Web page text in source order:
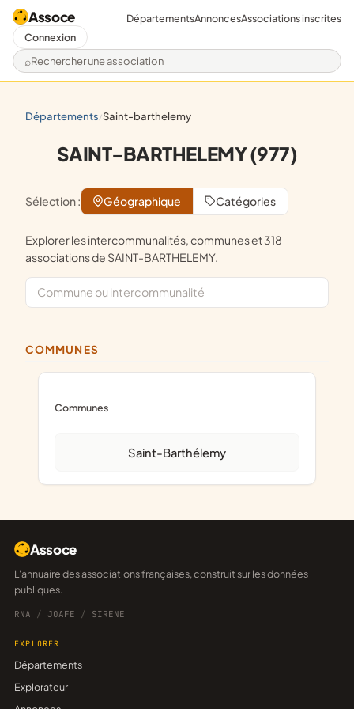
Assoce
Rechercher une association
DépartementsAnnoncesAssociations inscrites
Connexion
départements/ saint-barthelemy
SAINT-BARTHELEMY (977)
Sélection : Géographique Catégories
Explorer les intercommunalités, communes et 318
associations de SAINT-BARTHELEMY.
COMMUNES
Communes
Saint-Barthélemy
Assoce
L'annuaire des associations françaises, construit sur les données
publiques.
RNA / JOAFE / SIRENE
EXPLORER
Départements
Explorateur